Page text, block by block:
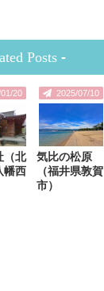
Posts -
20
（北
幡西
2025/07/10
気比の松原
（福井県敦賀
市）